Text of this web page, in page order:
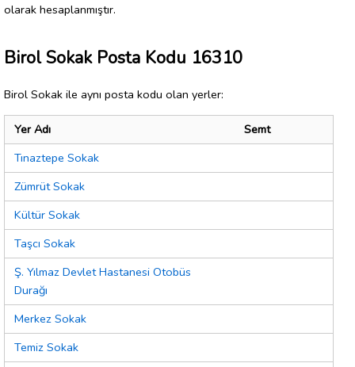
olarak hesaplanmıştır.
Birol Sokak Posta Kodu 16310
Birol Sokak ile aynı posta kodu olan yerler:
Yer Adı
Semt
Tınaztepe Sokak
Zümrüt Sokak
Kültür Sokak
Taşcı Sokak
Ş. Yılmaz Devlet Hastanesi Otobüs
Durağı
Merkez Sokak
Temiz Sokak